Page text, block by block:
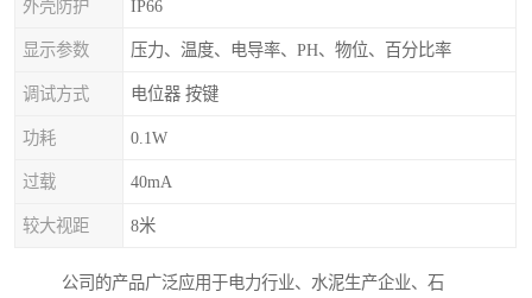
外壳防护 IP66
显示参数 压力、温度、电导率、PH、物位、百分比率
调试方式 电位器 按键
功耗 0.1W
过载 40mA
较大视距 8米
公司的产品广泛应用于电力行业、水泥生产企业、石